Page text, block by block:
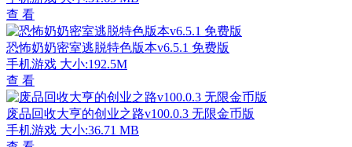
查 看
恐怖奶奶密室逃脱特色版本v6.5.1 免费版
手机游戏 大小:192.5M
查 看
废品回收大亨的创业之路v100.0.3 无限金币版
手机游戏 大小:36.71 MB